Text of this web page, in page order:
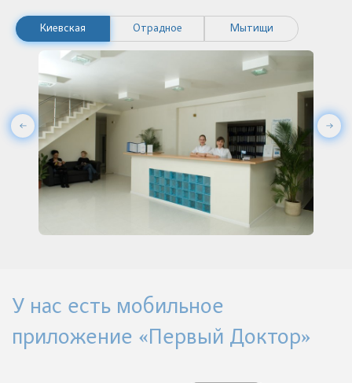
Киевская Отрадное Мытищи
У нас есть мобильное
приложение «Первый Доктор»